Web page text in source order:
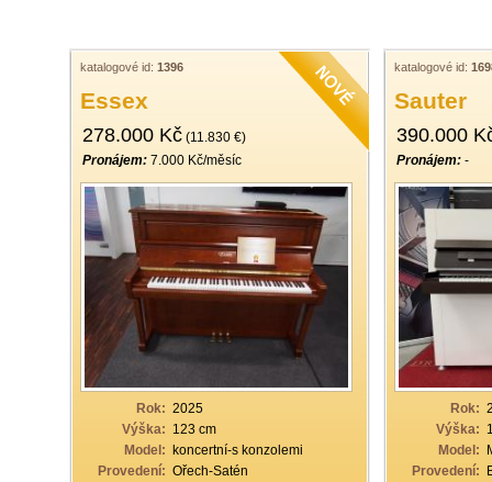
katalogové id: 1396
Essex
278.000 Kč (11.830 €)
Pronájem: 7.000 Kč/měsíc
Rok: 2025
Výška: 123 cm
Model: koncertní-s konzolemi
Provedení: Ořech-Satén
katalogové id:
Sauter
390.000
Pronájem: -
Rok:
Výška:
Model:
Provedení: